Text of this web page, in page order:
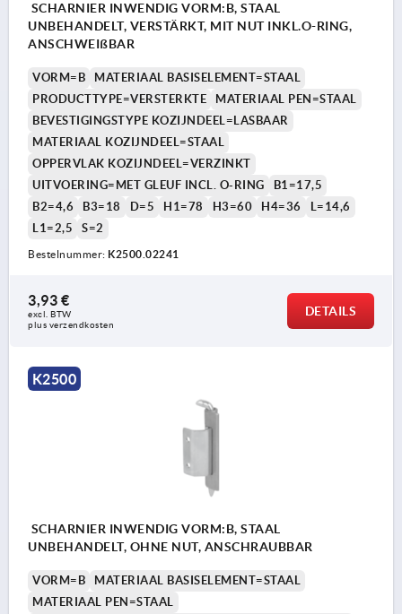
SCHARNIER INWENDIG VORM:B, STAAL
UNBEHANDELT, VERSTÄRKT, MIT NUT INKL.O-RING,
ANSCHWEIßBAR
VORM=B
MATERIAAL BASISELEMENT=STAAL
PRODUCTTYPE=VERSTERKTE
MATERIAAL PEN=STAAL
BEVESTIGINGSTYPE KOZIJNDEEL=LASBAAR
MATERIAAL KOZIJNDEEL=STAAL
OPPERVLAK KOZIJNDEEL=VERZINKT
UITVOERING=MET GLEUF INCL. O-RING
B1=17,5
B2=4,6
B3=18 D=5 H1=78 H3=60 H4=36
L=14,6
L1=2,5
S=2
Bestelnummer: K2500.02241
3,93 €
excl. BTW
plus verzendkosten
DETAILS
K2500
SCHARNIER INWENDIG VORM:B, STAAL
UNBEHANDELT, OHNE NUT, ANSCHRAUBBAR
VORM=B
MATERIAAL BASISELEMENT=STAAL
MATERIAAL PEN=STAAL